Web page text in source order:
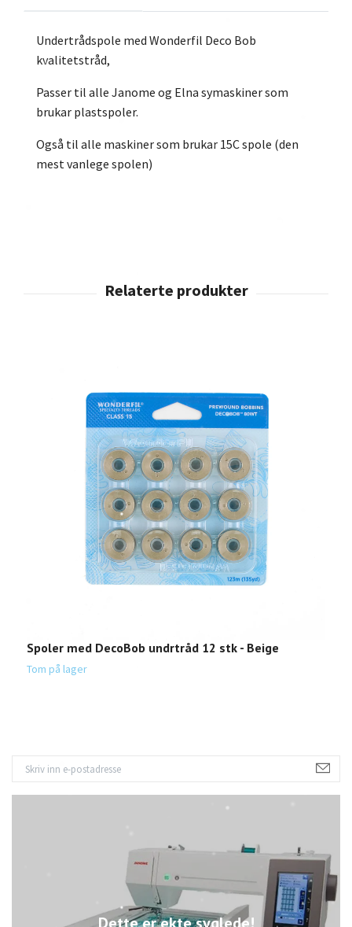
Undertrådspole med Wonderfil Deco Bob
kvalitetstråd,
Passer til alle Janome og Elna symaskiner som
brukar plastspoler.
Også til alle maskiner som brukar 15C spole (den
mest vanlege spolen)
Spoler med DecoBob undrtråd 12 stk - Beige
Tom på lager